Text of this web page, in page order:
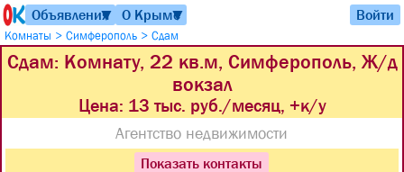
Объявления
▼ О Крыме
▼ Войти
Комнаты > Симферополь > Сдам
Сдам: Комнату, 22 кв.м, Симферополь, Ж/д
вокзал
Цена: 13 тыс. руб./месяц, +к/у
Агентство недвижимости
Показать контакты